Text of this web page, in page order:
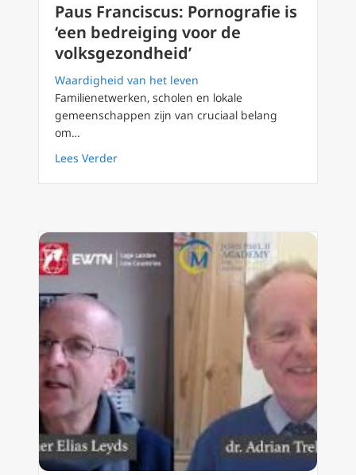
Paus Franciscus: Pornografie is
‘een bedreiging voor de
volksgezondheid’
Waardigheid van het leven
Familienetwerken, scholen en lokale
gemeenschappen zijn van cruciaal belang
om…
Lees Verderabout Paus Franciscus: Pornografie is ‘een